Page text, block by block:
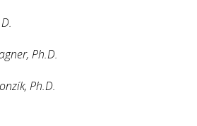
Ph.D.
Ph.D.